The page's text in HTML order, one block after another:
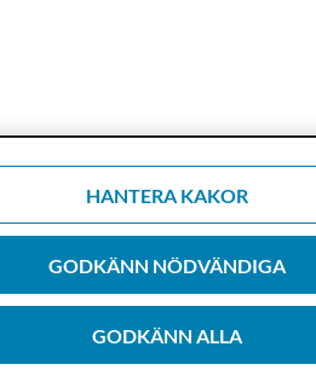
HANTERA KAKOR
GODKÄNN NÖDVÄNDIGA
GODKÄNN ALLA